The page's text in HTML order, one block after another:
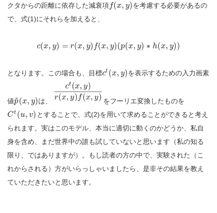
クタからの距離に依存した減衰項f(x, y)を考慮する必要があるの
で、式(1)にそれらを加えると、
c(x, y) = r(x, y) f(x, y)(p(x, y) ∗ h(x, y))
となります。この場合も、目標ct (x, y)を表示するための入力画素
値p
~(x, y)は、
をフーリエ変換したものを
Ct (u, v) とすることで、式(2)を用いて求めることができると考え
られます。実はこのモデル、本当に適切に動くのかどうか、私自
身を含め、まだ世界中の誰も試していないと思います（私の知る
限り、ではありますが）。もし読者の方の中で、実験された（こ
れからされる）方がいらっしゃいましたら、是非その結果を教え
ていただきたいと思います。